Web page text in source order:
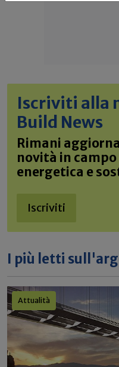
Iscriviti alla
Build News
Rimani
novità in
energetica e
Iscriviti
I più letti
Attualità